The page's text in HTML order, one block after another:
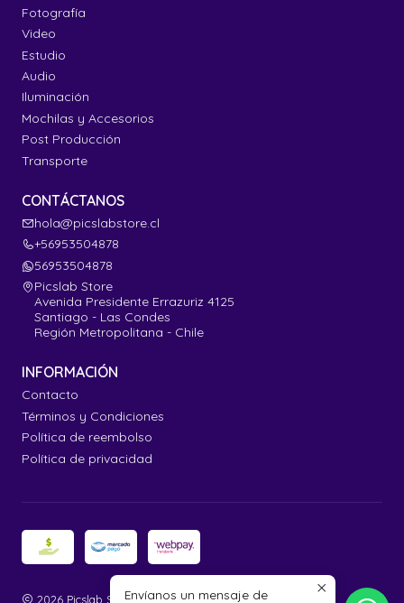
Fotografía
Video
Estudio
Audio
Iluminación
Mochilas y Accesorios
Post Producción
Transporte
CONTÁCTANOS
hola@picslabstore.cl
+56953504878
56953504878
Picslab Store
Avenida Presidente Errazuriz 4125
Santiago - Las Condes
Región Metropolitana - Chile
INFORMACIÓN
Contacto
Términos y Condiciones
Política de reembolso
Política de privacidad
2026 Picslab Store.Envíanos un mensaje de